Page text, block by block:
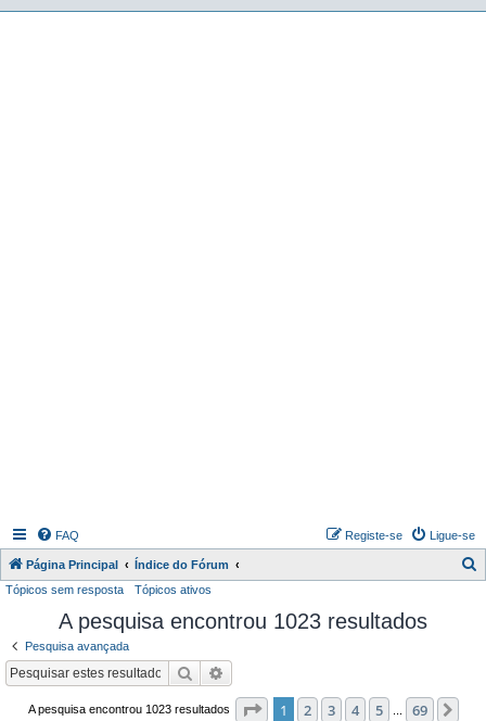
FAQ Ligue-se
Registe-se
Página Principal Índice do Fórum
Tópicos sem resposta Tópicos ativos
A pesquisa encontrou 1023 resultados
Pesquisa avançada
Pesquisar
A pesquisa encontrou 1023 resultados Página de 69
1 2 3 4 5 69